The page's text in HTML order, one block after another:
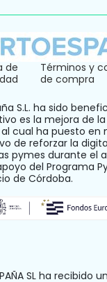
de
Términos y
de compra
S.L. ha sido
es la mejora de
al cual ha puesto
de reforzar la
pymes durante el
del Programa
de Córdoba.
SL ha recibido